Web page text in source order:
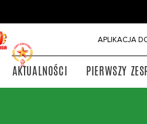
APLIKACJA
AKTUALNOŚCI PIERWSZY